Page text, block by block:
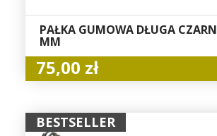
PAŁKA GUMOWA DŁUGA
MM
75,00 zł
BESTSELLER